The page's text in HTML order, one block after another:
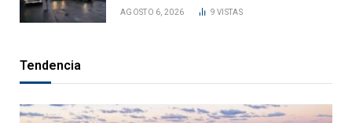
AGOSTO 6, 2026 9VISTAS
Tendencia